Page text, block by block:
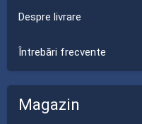
Despre livrare
Întrebări frecvente
Magazin